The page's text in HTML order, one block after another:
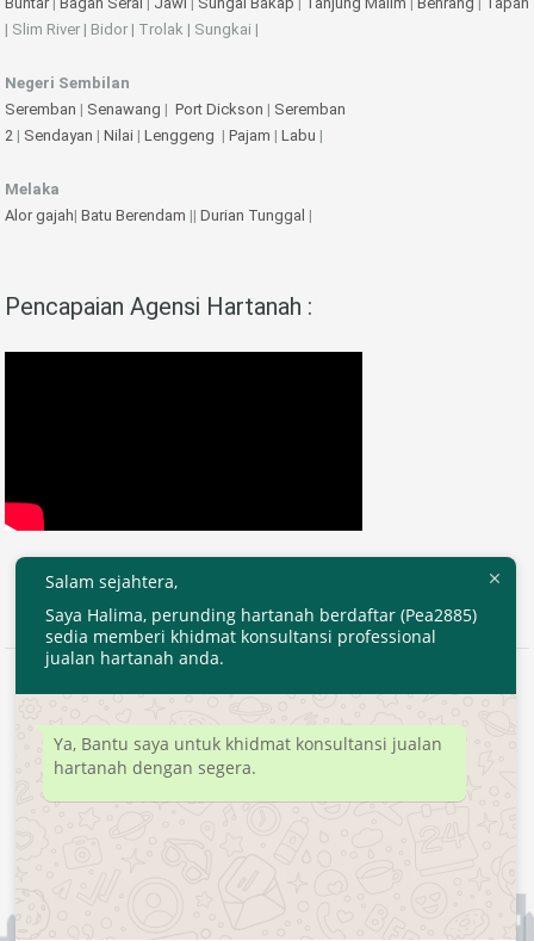
| Slim River | Bidor | Trolak | Sungkai |
Negeri Sembilan
Seremban | Senawang | Port Dickson | Seremban
2 | Sendayan | Nilai | Lenggeng | Pajam | Labu |
Melaka
Alor gajah| Batu Berendam || Durian Tunggal |
Pencapaian Agensi Hartanah :
2020 © EjenHartanahKL.com. All Right Reserved.
Developed byMyTranspro
Salam sejahtera,
Saya Halima, perunding hartanah berdaftar (Pea2885)
sedia memberi khidmat konsultansi professional
jualan hartanah anda.
Ya, Bantu saya untuk khidmat konsultansi jualan
hartanah dengan segera.